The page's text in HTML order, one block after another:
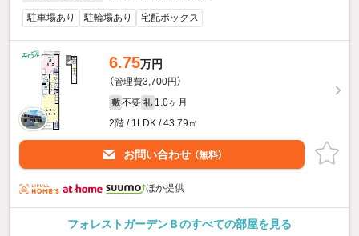
駐車場あり 駐輪場あり 宅配ボックス
6.75万円
（管理費3,700円）
敷 不要 礼 1.0ヶ月
2階 / 1LDK / 43.79㎡
お問い合わせ （無料）
ほか提供
フォレストガーデンＢのすべての部屋を見る